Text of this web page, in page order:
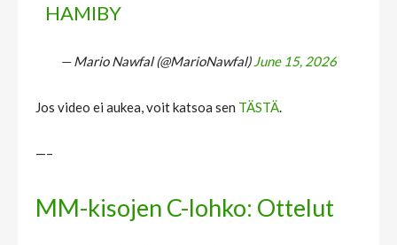
HAMIBY
— Mario Nawfal (@MarioNawfal)June 15, 2026
Jos video ei aukea, voit katsoa sen TÄSTÄ.
—–
MM-kisojen C-lohko: Ottelut